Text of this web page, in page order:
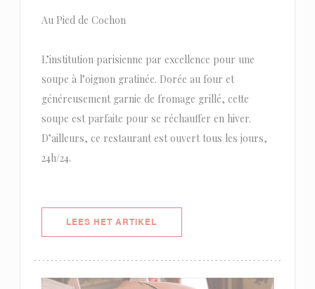
Au Pied de Cochon
L’institution parisienne par excellence pour une
soupe à l’oignon gratinée. Dorée au four et
généreusement garnie de fromage grillé, cette
soupe est parfaite pour se réchauffer en hiver.
D’ailleurs, ce restaurant est ouvert tous les jours,
24h/24.
LEES HET ARTIKEL